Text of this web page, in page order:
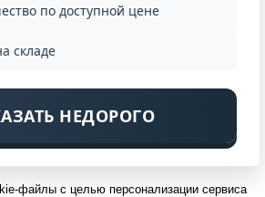
по доступной цене
складе
НЕДОРОГО
файлы с целью персонализации сервиса